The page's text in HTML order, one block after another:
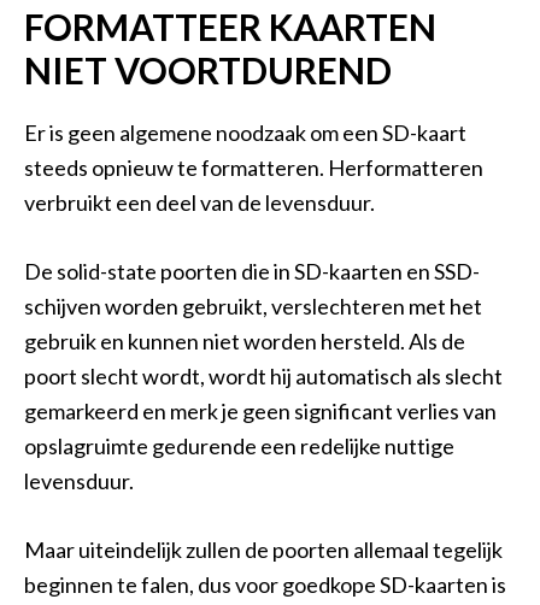
FORMATTEER KAARTEN
NIET VOORTDUREND
Er is geen algemene noodzaak om een SD-kaart
steeds opnieuw te formatteren. Herformatteren
verbruikt een deel van de levensduur.
De solid-state poorten die in SD-kaarten en SSD-
schijven worden gebruikt, verslechteren met het
gebruik en kunnen niet worden hersteld. Als de
poort slecht wordt, wordt hij automatisch als slecht
gemarkeerd en merk je geen significant verlies van
opslagruimte gedurende een redelijke nuttige
levensduur.
Maar uiteindelijk zullen de poorten allemaal tegelijk
beginnen te falen, dus voor goedkope SD-kaarten is